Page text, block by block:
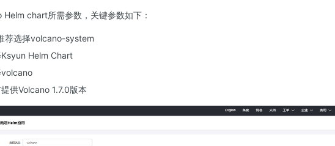
Helm chart所需参数，关键参数如下：
荐选择volcano-system
Helm Chart
供Volcano 1.7.0版本